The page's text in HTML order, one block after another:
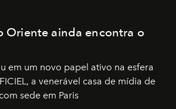
Oriente ainda encontra o
em um novo papel ativo na esfera
a venerável casa de mídia de
sede em Paris